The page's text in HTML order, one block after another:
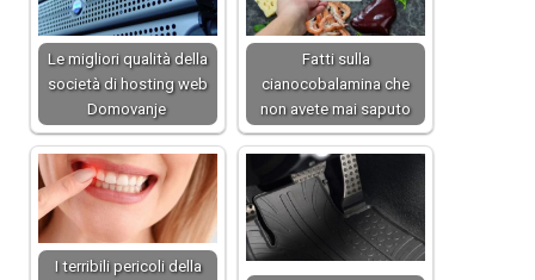
Le migliori qualità della
società di hosting web
Domovanje
Fatti sulla
cianocobalamina che
non avete mai saputo
I terribili pericoli della